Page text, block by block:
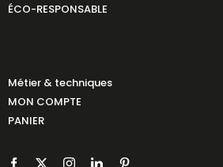
ÉCO-RESPONSABLE
Métier & techniques
MON COMPTE
PANIER